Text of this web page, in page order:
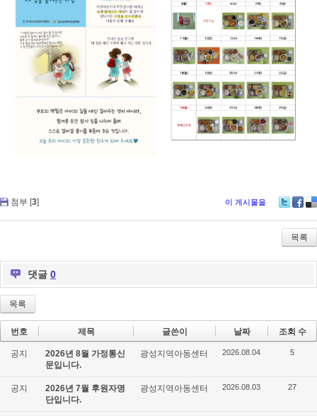
첨부 [3] 이 게시물을
itte ce
bo
ok
lici
ou
s
목록
댓글 0
목록
번호 제목 글쓴이 날짜 조회 수
공지
2026년 8월 가정통신
문입니다.
광성지역아동센터 2026.08.04 5
공지
2026년 7월 후원자명
단입니다.
광성지역아동센터 2026.08.03 27